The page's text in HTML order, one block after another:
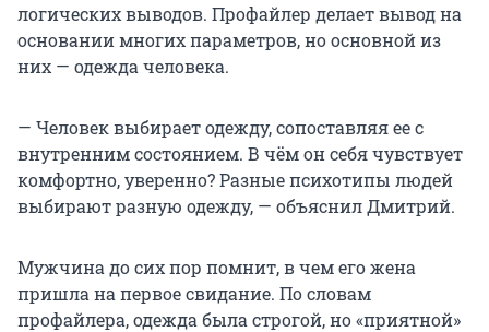
логических выводов. Профайлер делает вывод на
основании многих параметров, но основной из
них — одежда человека.
— Человек выбирает одежду, сопоставляя ее с
внутренним состоянием. В чём он себя чувствует
комфортно, уверенно? Разные психотипы людей
выбирают разную одежду, — объяснил Дмитрий.
Мужчина до сих пор помнит, в чем его жена
пришла на первое свидание. По словам
профайлера, одежда была строгой, но «приятной»